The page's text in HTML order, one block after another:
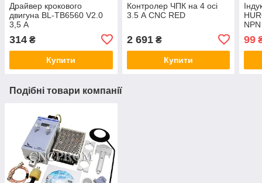
Драйвер крокового
двигуна ВL-TB6560 V2.0
3,5 А
314 ₴
Купити
Контролер ЧПК на 4 осі
3.5 А CNC RED
2 691₴
Купити
99
Подібні товари компанії